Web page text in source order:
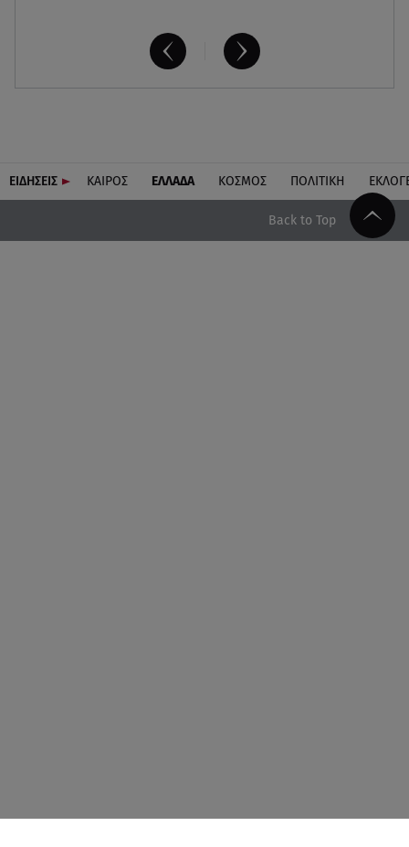
ΕΙΔΗΣΕΙΣ ΚΑΙΡΟΣ ΕΛΛΑΔΑ ΚΟΣΜΟΣ ΠΟΛΙΤΙΚΗ
Back to Top